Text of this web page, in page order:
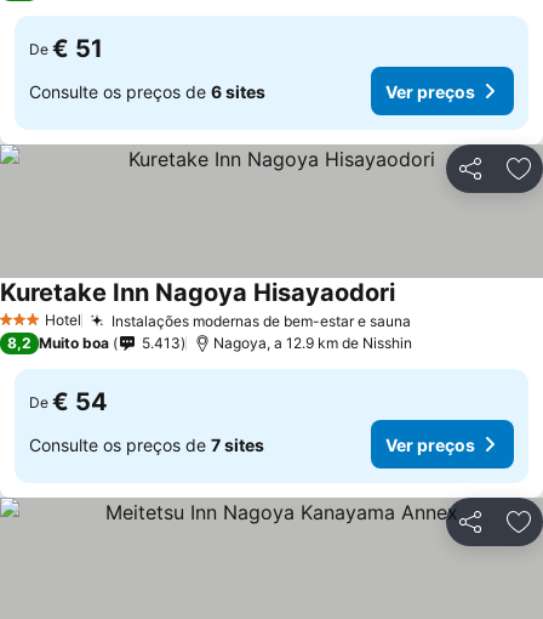
De € 51
Consulte os preços de 6 sites Ver preços
Partilhar
3 EstrelasHotel Instalações modernas de bem-estar e sauna
Kuretake Inn Nagoya Hisayaodori
8,2 Muito boa 5.413 Nagoya, a 12.9 km de Nisshin
De € 54
Consulte os preços de 7 sites Ver preços
Partilhar